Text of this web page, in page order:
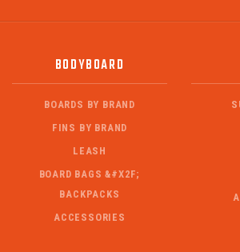
BODYBOARD
BOARDS BY BRAND
FINS BY BRAND
LEASH
BOARD BAGS &#X2F;
BACKPACKS
ACCESSORIES